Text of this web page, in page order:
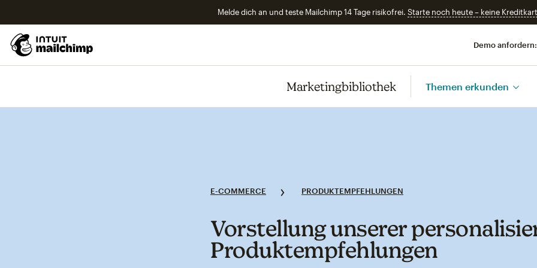
Melde dich an und teste Mailchimp 14 Tage risikofrei. Starte noch heute – keine
Demo anfordern:
Marketingbibliothek Themen erkunden
E-COMMERCE PRODUKTEMPFEHLUNGEN
Vorstellung unserer
Produktempfehlungen